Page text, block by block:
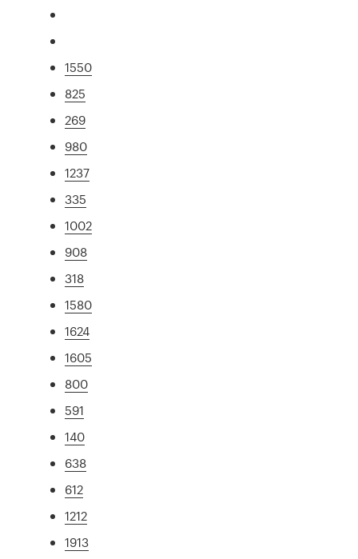
1550
825
269
980
1237
335
1002
908
318
1580
1624
1605
800
591
140
638
612
1212
1913